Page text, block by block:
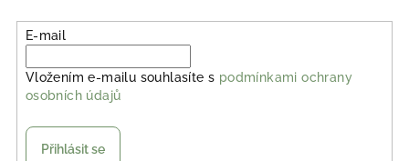
E-mail
Vložením e-mailu souhlasíte s podmínkami ochrany
osobních údajů
Přihlásit se